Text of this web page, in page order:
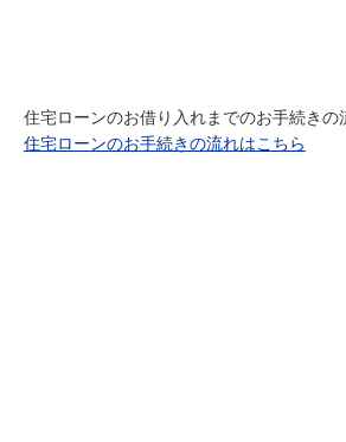
住宅ローンのお借り入れまでのお手続き
住宅ローンのお手続きの流れはこちら